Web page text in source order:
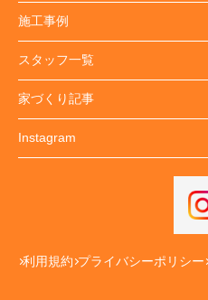
施工事例
スタッフ一覧
家づくり記事
Instagram
利用規約 プライバシーポリシー